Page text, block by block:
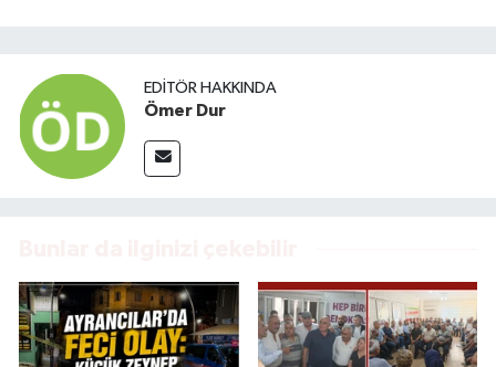
EDITÖR HAKKINDA
Ömer Dur